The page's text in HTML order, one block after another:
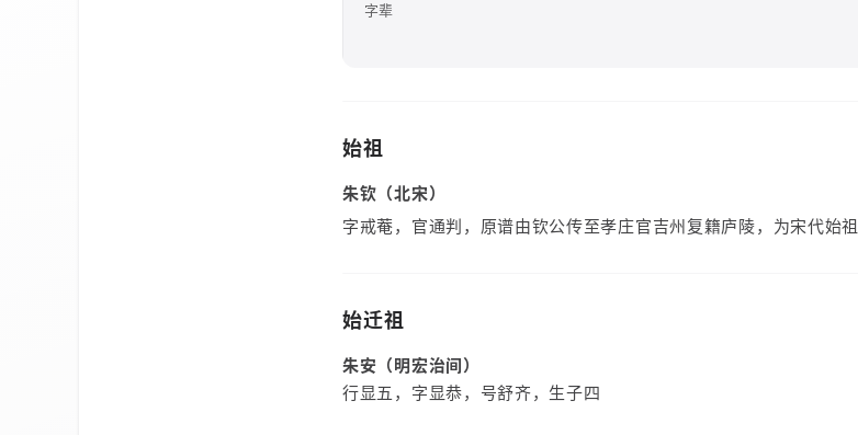
字辈
始祖
朱钦（北宋）
字戒菴，官通判，原谱由钦公传至孝庄官吉州复籍庐陵，为宋代始祖
始迁祖
朱安（明宏治间）
行显五，字显恭，号舒齐，生子四